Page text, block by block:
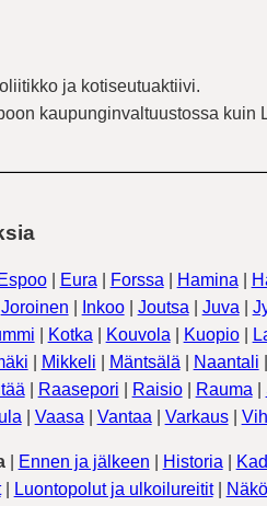
ja kotiseutuaktiivi.
kaupunginvaltuustossa
Espoo| Eura| Forssa| Hamina|
Joroinen Inkoo| Joutsa| Juva|
Kotka| Kouvola| Kuopio|
Mikkeli Mäntsälä| Naantali
| Raasepori Raisio| Rauma|
| Vaasa| Vantaa| Varkaus|
| Ennen ja jälkeen Historia|
| Luontopolut ja ulkoilureitit|